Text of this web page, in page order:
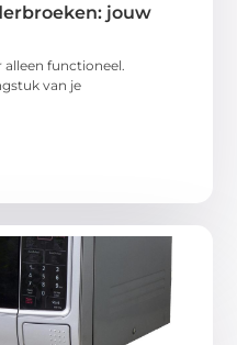
jouw
functioneel.
van je